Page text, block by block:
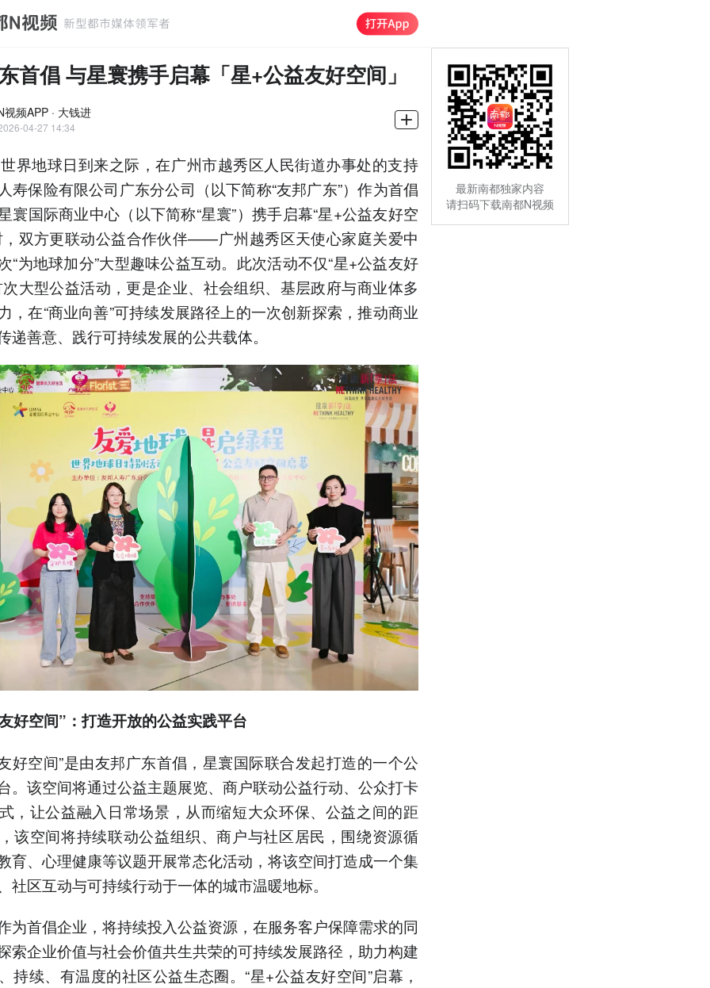
首倡 与星寰携手启幕「星+公益友好空间」
视频APP · 大钱进
04-27 14:34
界地球日到来之际，在广州市越秀区人民街道办事处的支持
寿保险有限公司广东分公司（以下简称“友邦广东”）作为首倡
寰国际商业中心（以下简称“星寰”）携手启幕“星+公益友好空
，双方更联动公益合作伙伴——广州越秀区天使心家庭关爱中
“为地球加分”大型趣味公益互动。此次活动不仅“星+公益友好
次大型公益活动，更是企业、社会组织、基层政府与商业体多
，在“商业向善”可持续发展路径上的一次创新探索，推动商业
递善意、践行可持续发展的公共载体。
好空间”：打造开放的公益实践平台
好空间”是由友邦广东首倡，星寰国际联合发起打造的一个公
。该空间将通过公益主题展览、商户联动公益行动、公众打卡
，让公益融入日常场景，从而缩短大众环保、公益之间的距
该空间将持续联动公益组织、商户与社区居民，围绕资源循
育、心理健康等议题开展常态化活动，将该空间打造成一个集
社区互动与可持续行动于一体的城市温暖地标。
为首倡企业，将持续投入公益资源，在服务客户保障需求的同
索企业价值与社会价值共生共荣的可持续发展路径，助力构建
持续、有温度的社区公益生态圈。“星+公益友好空间”启幕，
最新南都独家内容
请扫码下载南都N视频